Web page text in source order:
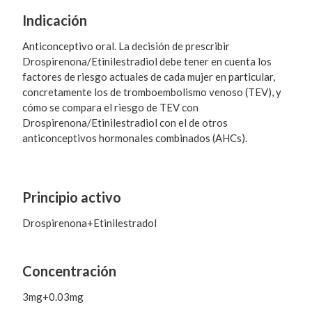
Indicación
Anticonceptivo oral. La decisión de prescribir
Drospirenona/Etinilestradiol debe tener en cuenta los
factores de riesgo actuales de cada mujer en particular,
concretamente los de tromboembolismo venoso (TEV), y
cómo se compara el riesgo de TEV con
Drospirenona/Etinilestradiol con el de otros
anticonceptivos hormonales combinados (AHCs).
Principio activo
Drospirenona+Etinilestradol
Concentración
3mg+0.03mg